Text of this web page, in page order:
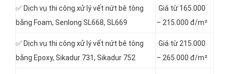
✅ Dịch vụ thi công xử lý vết nứt bê tông
bằng Foam, Senlong SL668, SL669
Giá từ 165.000
– 215.000 đ/m²
✅ Dịch vụ thi công xử lý vết nứt bê tông
bằng Epoxy, Sikadur 731, Sikadur 752
Giá từ 215.000
– 265.000 đ/m²